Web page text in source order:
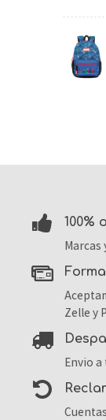
Zelle y
Envio